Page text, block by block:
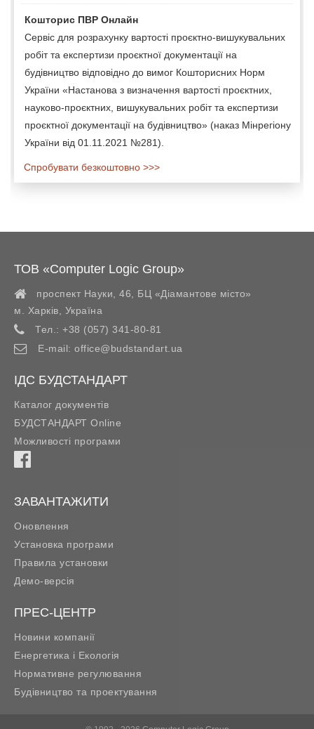
Кошторис ПВР Онлайн
Сервіс для розрахунку вартості проєктно-вишукувальних
робіт та експертизи проєктної документації на
будівництво відповідно до вимог Кошторисних Норм
України «Настанова з визначення вартості проєктних,
науково-проєктних, вишукувальних робіт та експертизи
проєктної документації на будівництво» (наказ Мінрегіону
України від 01.11.2021 №281).
Спробувати безкоштовно >>>
ТОВ «Computer Logic Group»
проспект Науки, 46, БЦ «Діамантове місто»
м. Харків
Україна
Тел.: +38 (057) 341-80-81
E-mail: office@budstandart.ua
ІДС БУДСТАНДАРТ
Каталог документів
БУДСТАНДАРТ Online
Можливості програми
ЗАВАНТАЖИТИ
Оновлення
Установка програми
Правила установки
Демо-версія
ПРЕС-ЦЕНТР
Новини компанії
Енергетика і Екологія
Нормативне регулювання
Будівництво та проектування